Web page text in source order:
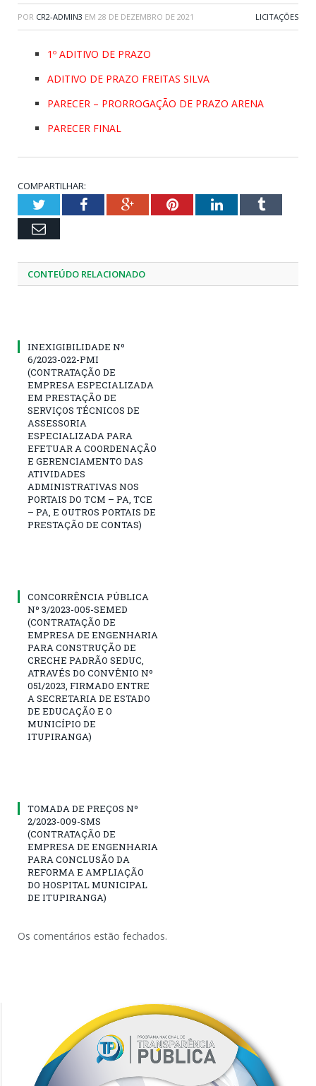
POR CR2-ADMIN3 EM 28 DE DEZEMBRO DE 2021 LICITAÇÕES
1º ADITIVO DE PRAZO
ADITIVO DE PRAZO FREITAS SILVA
PARECER – PRORROGAÇÃO DE PRAZO ARENA
PARECER FINAL
COMPARTILHAR:
TwitterFacebookGoogle+PinterestLinkedInTumblr
Email
CONTEÚDO RELACIONADO
INEXIGIBILIDADE Nº
6/2023-022-PMI
(CONTRATAÇÃO DE
EMPRESA ESPECIALIZADA
EM PRESTAÇÃO DE
SERVIÇOS TÉCNICOS DE
ASSESSORIA
ESPECIALIZADA PARA
EFETUAR A COORDENAÇÃO
E GERENCIAMENTO DAS
ATIVIDADES
ADMINISTRATIVAS NOS
PORTAIS DO TCM – PA, TCE
– PA, E OUTROS PORTAIS DE
PRESTAÇÃO DE CONTAS)
CONCORRÊNCIA PÚBLICA
Nº 3/2023-005-SEMED
(CONTRATAÇÃO DE
EMPRESA DE ENGENHARIA
PARA CONSTRUÇÃO DE
CRECHE PADRÃO SEDUC,
ATRAVÉS DO CONVÊNIO Nº
051/2023, FIRMADO ENTRE
A SECRETARIA DE ESTADO
DE EDUCAÇÃO E O
MUNICÍPIO DE
ITUPIRANGA)
TOMADA DE PREÇOS Nº
2/2023-009-SMS
(CONTRATAÇÃO DE
EMPRESA DE ENGENHARIA
PARA CONCLUSÃO DA
REFORMA E AMPLIAÇÃO
DO HOSPITAL MUNICIPAL
DE ITUPIRANGA)
Os comentários estão fechados.